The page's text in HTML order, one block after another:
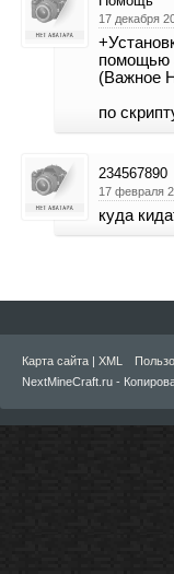
17 декабря
помощью
(Важное
по
234567890
17 февраля
куда
Карта сайта | XML
NextMineCraft.ru -